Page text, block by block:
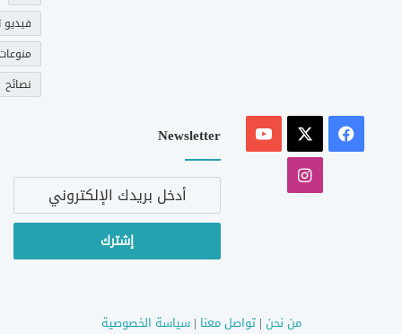
فيديو
نصائح
فيسبوك
‫YouTube
انستقرام
Newsletter
أدخل
الإلكتروني
من نحن |تواصل معنا |سياسة الخصوصية